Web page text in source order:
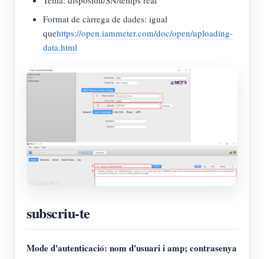
Format de càrrega de dades: igual
quehttps://open.iammeter.com/doc/open/uploading-
data.html
subscriu-te
Mode d'autenticació: nom d'usuari i amp; contrasenya